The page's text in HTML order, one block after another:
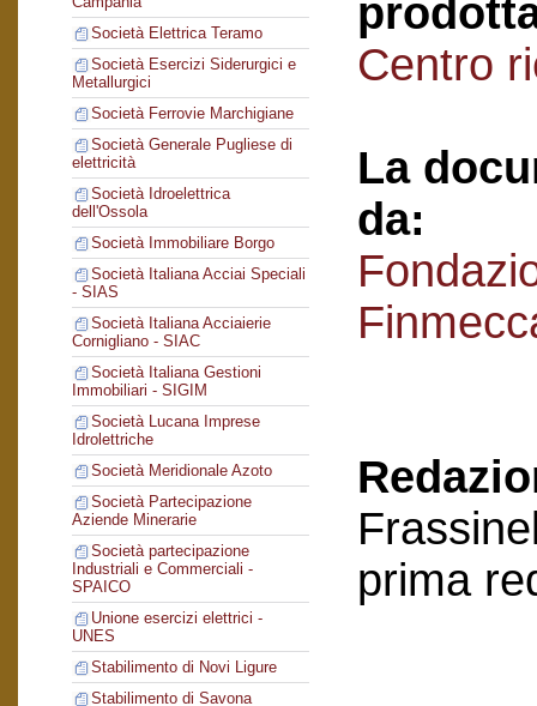
Società Elettrica Teramo
Società Esercizi Siderurgici e
Metallurgici
Società Ferrovie Marchigiane
Società Generale Pugliese di
elettricità
Società Idroelettrica
dell'Ossola
Società Immobiliare Borgo
Società Italiana Acciai Speciali
- SIAS
Società Italiana Acciaierie
Cornigliano - SIAC
Società Italiana Gestioni
Immobiliari - SIGIM
Società Lucana Imprese
Idrolettriche
Società Meridionale Azoto
Società Partecipazione
Aziende Minerarie
Società partecipazione
Industriali e Commerciali -
SPAICO
Unione esercizi elettrici -
UNES
Stabilimento di Novi Ligure
Stabilimento di Savona
Centro
La
da:
prima